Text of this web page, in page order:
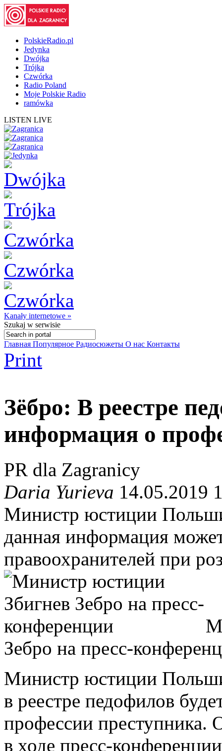
PolskieRadio.pl
Jedynka
Dwójka
Trójka
Czwórka
Radio Poland
Moje Polskie Radio
ramówka
LISTEN LIVE
Kanały internetowe »
Szukaj w serwisie
Главная Популярное Радиосюжеты О нас Контакты
Print
Зёбро: В реестре
информация о
PR dla Zagranicy
Daria Yurieva 14.05.2019
Министр юстиции
данная информация
правоохранителей при
Зебро на пресс-
Министр юстиции
в реестре педофилов
профессии преступника.
в ходе пресс-